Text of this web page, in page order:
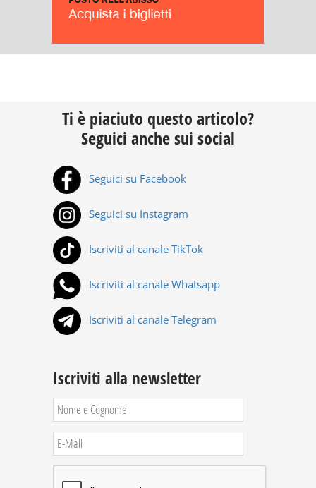
Ti è piaciuto questo articolo?
Seguici anche sui social
Seguici su Facebook
Seguici su Instagram
Iscriviti al canale TikTok
Iscriviti al canale Whatsapp
Iscriviti al canale Telegram
Iscriviti alla newsletter